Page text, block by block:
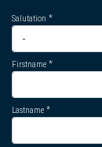
Salutation
Firstname
Lastname